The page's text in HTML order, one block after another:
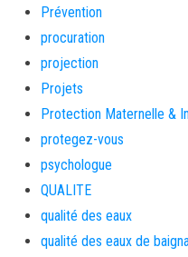
Prévention
procuration
projection
Projets
Protection Maternelle &
protegez-vous
psychologue
QUALITE
qualité des eaux
qualité des eaux de